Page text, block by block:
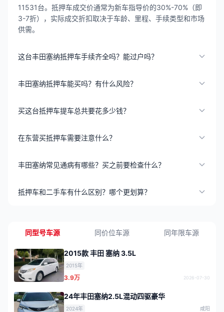
11531台。抵押车成交价通常为新车指导价的30%-70%（即
3-7折），实际成交折扣取决于车龄、里程、手续类型和市场
供需。
这台丰田塞纳抵押车手续齐全吗？能过户吗？
丰田塞纳抵押车能买吗？有什么风险？
买这台抵押车提车总共要花多少钱？
在东营买抵押车需要注意什么？
丰田塞纳常见通病有哪些？买之前要检查什么？
抵押车和二手车有什么区别？哪个更划算？
同型号车源 同价位车源 同年限车源
2015款 丰田 塞纳 3.5L
2015年
3.9万 2026-07-30
24年丰田塞纳2.5L混动四驱豪华
2024年 咸阳